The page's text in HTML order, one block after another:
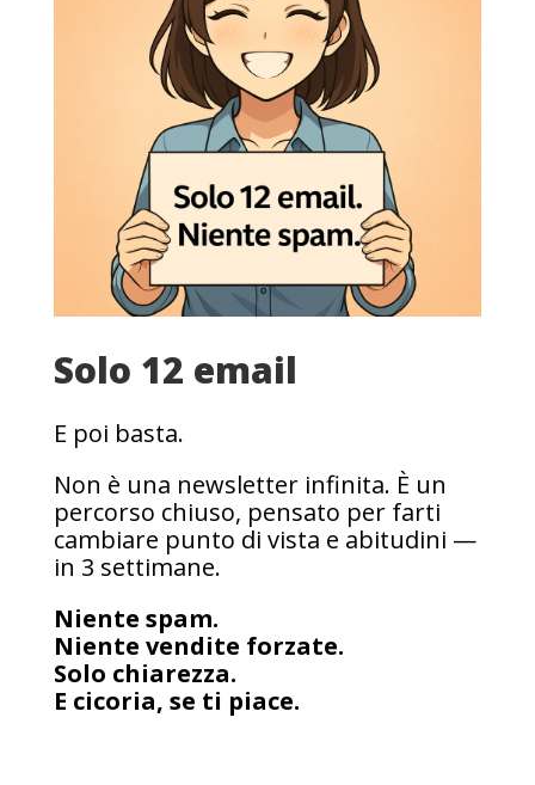
Solo 12 email
E poi basta.
Non è una newsletter infinita. È un
percorso chiuso, pensato per farti
cambiare punto di vista e abitudini —
in 3 settimane.
Niente spam.
Niente vendite forzate.
Solo chiarezza.
E cicoria, se ti piace.